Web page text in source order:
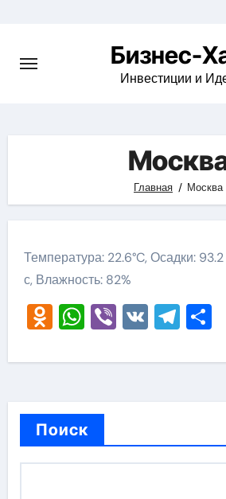
content
Бизнес-
Инвестиции и
Главная Москва
Температура: 22.6°C, Осадки:
с, Влажность: 82%
Odnoklassniki
WhatsApp
Viber
VK
Поиск